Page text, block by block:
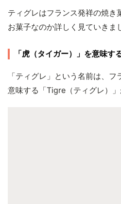
ティグレはフランス発祥の焼き
お菓子なのか詳しく見ていきま
「虎（タイガー）」を意味す
「ティグレ」という名前は、
意味する「Tigre（ティグレ）」